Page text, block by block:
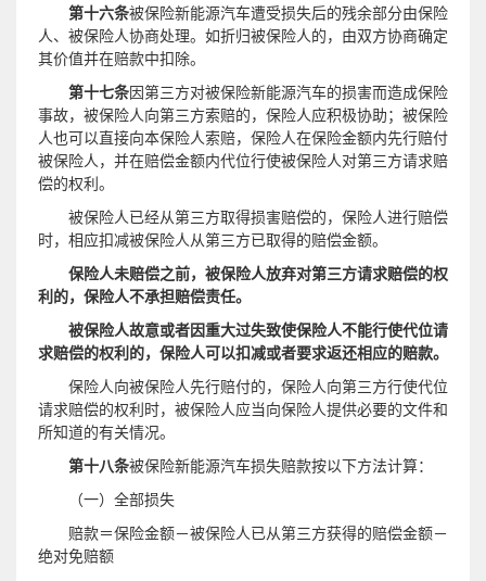
第十六条被保险新能源汽车遭受损失后的残余部分由保险
人、被保险人协商处理。如折归被保险人的，由双方协商确定
其价值并在赔款中扣除。
第十七条 因第三方对被保险新能源汽车的损害而造成保险
事故，被保险人向第三方索赔的，保险人应积极协助；被保险
人也可以直接向本保险人索赔，保险人在保险金额内先行赔付
被保险人，并在赔偿金额内代位行使被保险人对第三方请求赔
偿的权利。
被保险人已经从第三 方取得损害赔偿的，保险人进行赔偿
时，相应扣减被保险人从第三 方 已取得的赔偿金额。
保险人未赔偿之前，被保险人放弃对第三方请求赔偿的权
利的，保险人不承担赔偿责任。
被保险人故意或者因重大过失致使保险人不能行使代位请
求赔偿的权利的，保险人可以扣减或者要求返还相应的赔款。
保险人向被保险人先行赔付的，保险人向第三方行使代位
请求赔偿的权利时，被保险人应当向保险人提供必要的文件和
所知道的有关情况。
第十八条被保险新能源汽车损失赔款按以下方法计算：
（一）全部损失
赔款＝保险金额－被保险人已从第三方获得的赔偿金额－
绝对免赔额